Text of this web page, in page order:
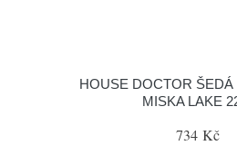
HOUSE DOCTOR
MISKA LAKE
734 Kč